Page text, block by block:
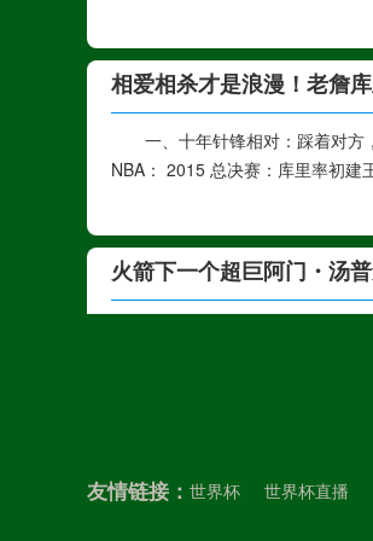
相爱相杀才是浪漫！老詹
一、十年针锋相对：踩着对
NBA： 2015 总决赛：库里率初建
火箭下一个超巨阿门・汤
友情链接： 世界杯 世界杯直播